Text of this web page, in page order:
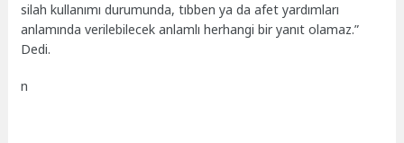
silah kullanımı durumunda, tıbben ya da afet yardımları
anlamında verilebilecek anlamlı herhangi bir yanıt olamaz.”
Dedi.
n